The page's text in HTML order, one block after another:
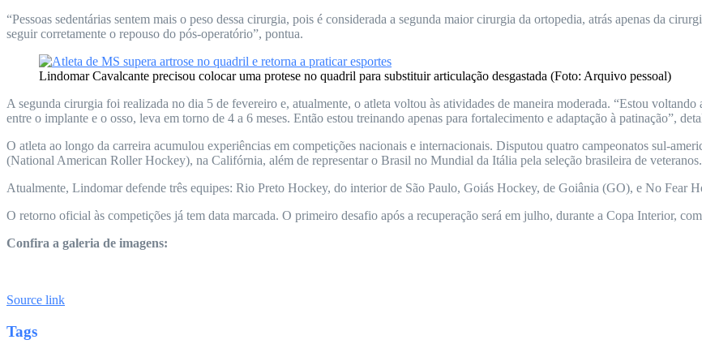
“Pessoas sedentárias sentem mais o peso dessa cirurgia, pois é considerada a segunda maior cirurgia da ortopedia, atrás apenas da
seguir corretamente o repouso do pós-operatório”, pontua.
Lindomar Cavalcante precisou colocar uma protese no quadril para substituir articulação desgastada (Foto: Arquivo pessoal)
A segunda cirurgia foi realizada no dia 5 de fevereiro e, atualmente, o atleta voltou às atividades de maneira moderada. “Estou
entre o implante e o osso, leva em torno de 4 a 6 meses. Então estou treinando apenas para fortalecimento e adaptação à patinação”,
O atleta ao longo da carreira acumulou experiências em competições nacionais e internacionais. Disputou quatro campeonatos sul-
(National American Roller Hockey), na Califórnia, além de representar o Brasil no Mundial da Itália pela seleção brasileira de veteranos.
Atualmente, Lindomar defende três equipes: Rio Preto Hockey, do interior de São Paulo, Goiás Hockey, de Goiânia (GO), e No Fear
O retorno oficial às competições já tem data marcada. O primeiro desafio após a recuperação será em julho, durante a Copa Interior,
Confira a galeria de imagens:
Source link
Tags